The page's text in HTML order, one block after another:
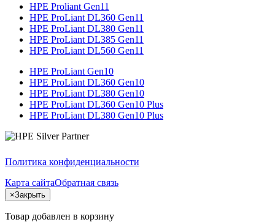
HPE Proliant Gen11
HPE ProLiant DL360 Gen11
HPE ProLiant DL380 Gen11
HPE ProLiant DL385 Gen11
HPE ProLiant DL560 Gen11
HPE ProLiant Gen10
HPE ProLiant DL360 Gen10
HPE ProLiant DL380 Gen10
HPE ProLiant DL360 Gen10 Plus
HPE ProLiant DL380 Gen10 Plus
Политика конфиденциальности
Карта сайтаОбратная связь
×Закрыть
Товар добавлен в корзину